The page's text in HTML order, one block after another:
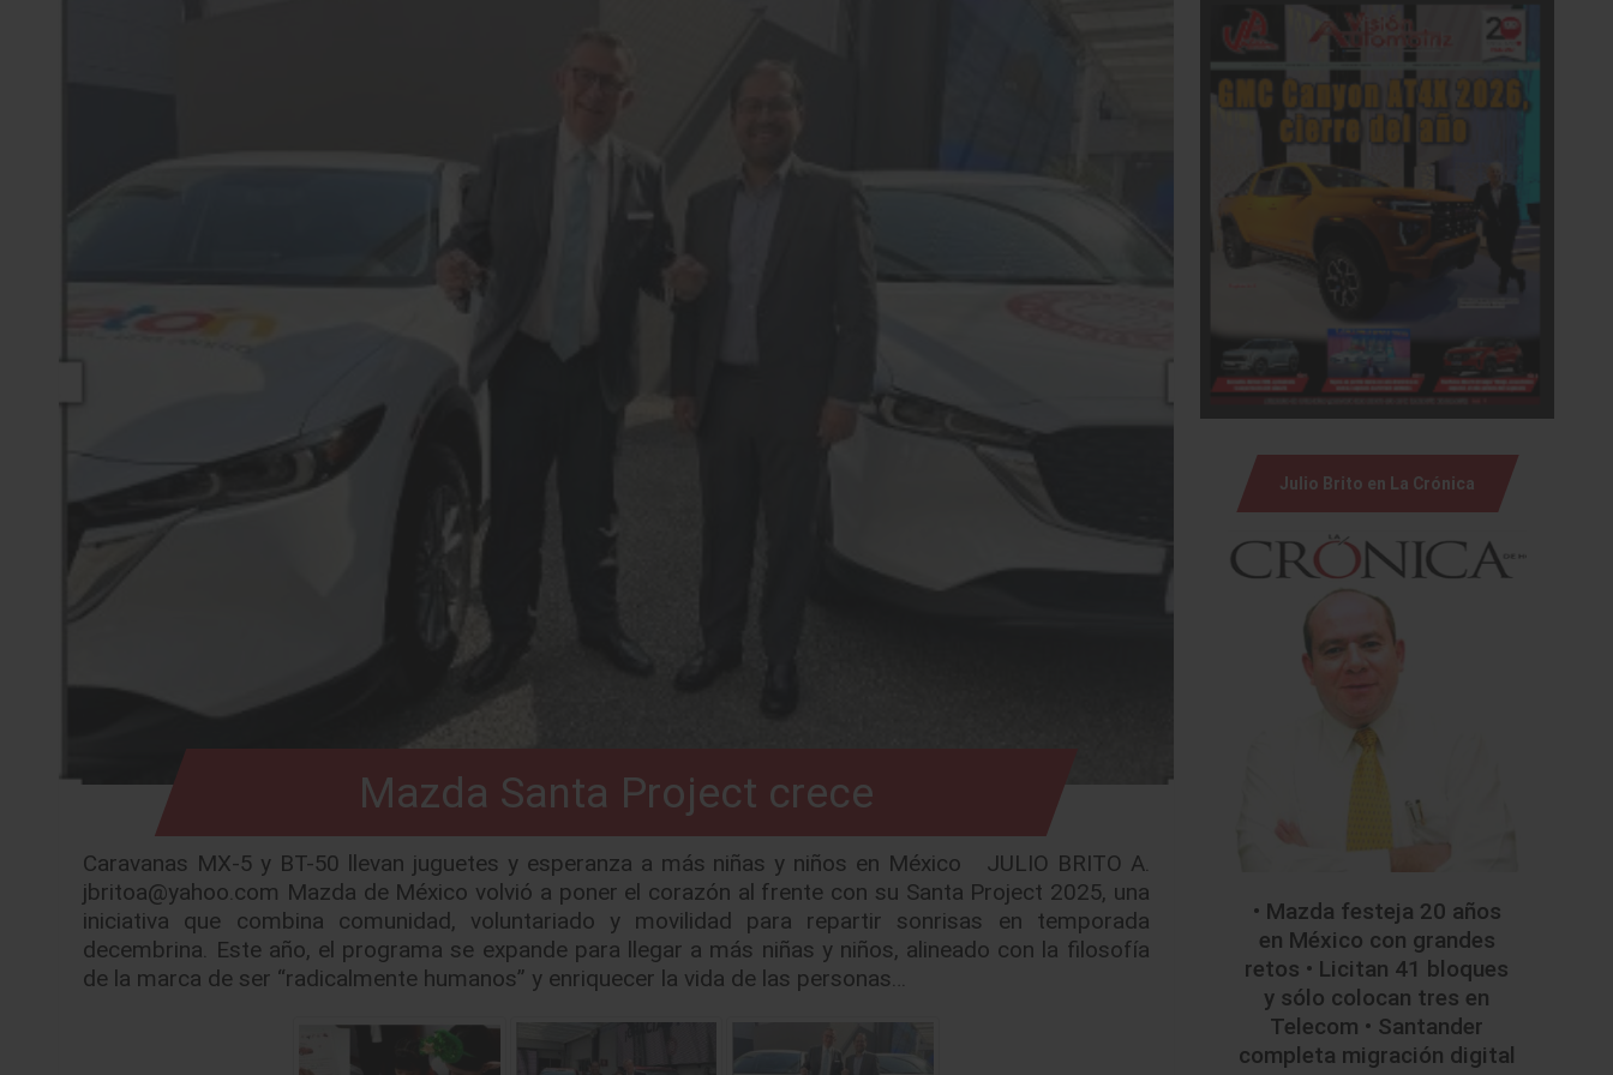
Mazda Santa Project crece
Caravanas MX-5 y BT-50 llevan juguetes y esperanza a más niñas y niños en México JULIO BRITO A.
jbritoa@yahoo.com Mazda de México volvió a poner el corazón al frente con su Santa Project 2025, una
iniciativa que combina comunidad, voluntariado y movilidad para repartir sonrisas en temporada
decembrina. Este año, el programa se expande para llegar a más niñas y niños, alineado con la filosofía
de la marca de ser “radicalmente humanos” y enriquecer la vida de las personas…
Julio Brito en La Crónica
• Mazda festeja 20 años
en México con grandes
retos • Licitan 41 bloques
y sólo colocan tres en
Telecom • Santander
completa migración digital